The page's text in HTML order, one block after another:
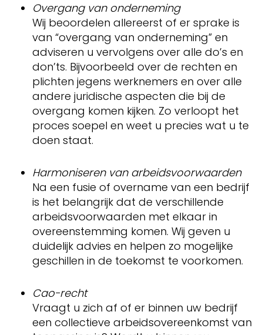
Overgang van onderneming
Wij beoordelen allereerst of er sprake is
van “overgang van onderneming” en
adviseren u vervolgens over alle do’s en
don’ts. Bijvoorbeeld over de rechten en
plichten jegens werknemers en over alle
andere juridische aspecten die bij de
overgang komen kijken. Zo verloopt het
proces soepel en weet u precies wat u te
doen staat.
Harmoniseren van arbeidsvoorwaarden
Na een fusie of overname van een bedrijf
is het belangrijk dat de verschillende
arbeidsvoorwaarden met elkaar in
overeenstemming komen. Wij geven u
duidelijk advies en helpen zo mogelijke
geschillen in de toekomst te voorkomen.
Cao-recht
Vraagt u zich af of er binnen uw bedrijf
een collectieve arbeidsovereenkomst van